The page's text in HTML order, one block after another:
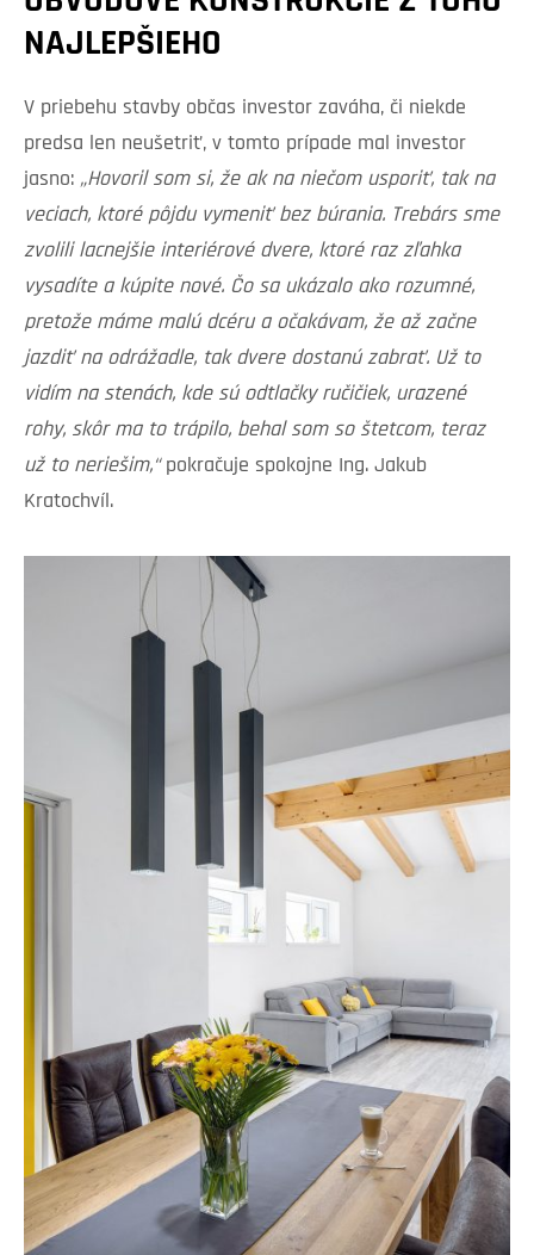
NAJLEPŠIEHO
V priebehu stavby občas investor zaváha, či niekde
predsa len neušetriť, v tomto prípade mal investor
jasno: „Hovoril som si, že ak na niečom usporiť, tak na
veciach, ktoré pôjdu vymeniť bez búrania. Trebárs sme
zvolili lacnejšie interiérové ​​dvere, ktoré raz zľahka
vysadíte a kúpite nové. Čo sa ukázalo ako rozumné,
pretože máme malú dcéru a očakávam, že až začne
jazdiť na odrážadle, tak dvere dostanú zabrať. Už to
vidím na stenách, kde sú odtlačky ručičiek, urazené
rohy, skôr ma to trápilo, behal som so štetcom, teraz
už to neriešim,“ pokračuje spokojne Ing. Jakub
Kratochvíl.